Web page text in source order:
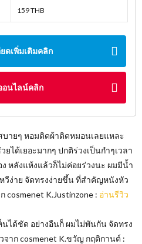
159 THB
ดเพิ่มเติมคลิก
อนไลน์คลิก
ายๆ หอมติดผ้าติดหมอนเลยแหละ
ได้เยอะมากๆ ปกติร่วงเป็นกำๆเวลา
หลังแห้งแล้วก็ไม่ค่อยร่วงนะ ผมมีน้ำ
ง่าย จัดทรงง่ายขึ้น ที่สำคัญหนังหัว
cosmenet K.Justinzone : อ่านรีวิว
ได้ชัด อย่างอืนก็ ผมไม่พันกัน จัดทรง
าก cosmenet K.ขวัญ กฤติกานต์ :